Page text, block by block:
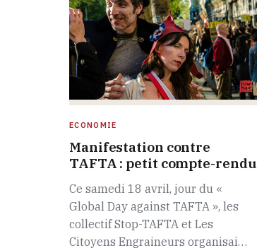
ECONOMIE
Manifestation contre
TAFTA : petit compte-rendu
Ce samedi 18 avril, jour du «
Global Day against TAFTA », les
collectif Stop-TAFTA et Les
Citoyens Engraineurs organisai…